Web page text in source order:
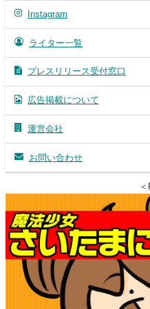
Instagram
ライター一覧
プレスリリース受付窓口
広告掲載について
運営会社
お問い合わせ